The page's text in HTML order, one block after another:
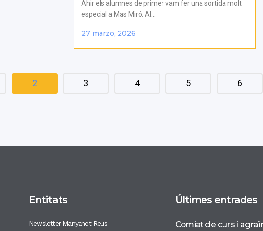
Ahir els alumnes de primer vam fer una sortida molt
especial a Mas Miró. Al...
27 marzo, 2026
2 3 4 5 6
Entitats
Newsletter Manyanet Reus
Últimes entrades
Comiat de curs i